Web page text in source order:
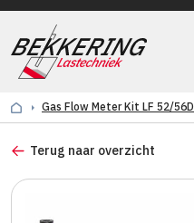
Gas Flow Meter Kit LF 52/56D
Terug naar overzicht